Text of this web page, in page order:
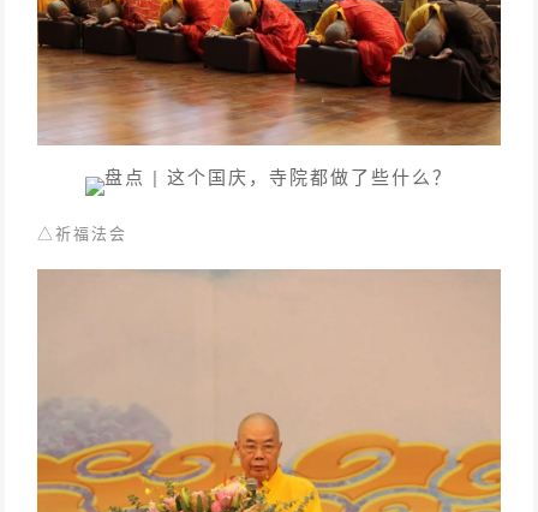
△祈福法会